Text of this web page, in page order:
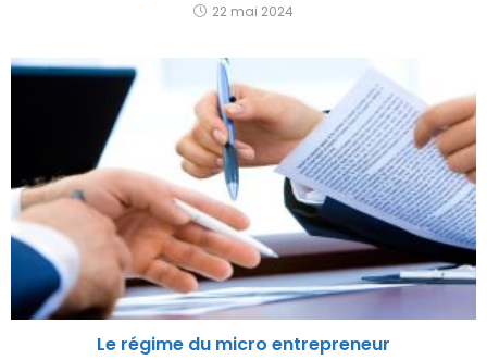
22 mai 2024
Le régime du micro entrepreneur